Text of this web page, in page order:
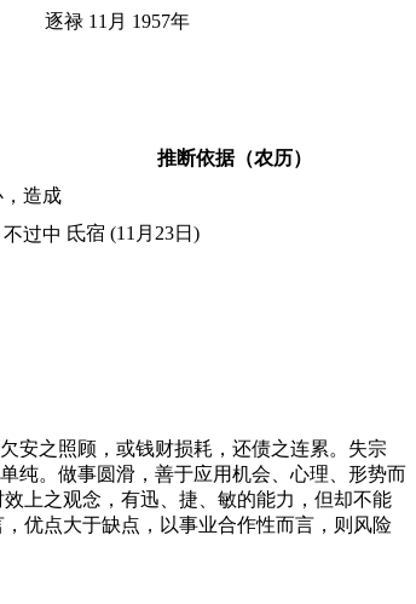
逐禄 11月 1957年
推断依据（农历）
造成
过中 氐宿 (11月23日)
安之照顾，或钱财损耗，还债之连累。失宗
纯。做事圆滑，善于应用机会、心理、形势而
上之观念，有迅、捷、敏的能力，但却不能
优点大于缺点，以事业合作性而言，则风险